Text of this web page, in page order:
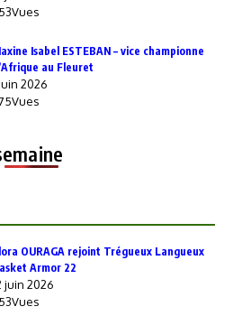
Isabel ESTEBAN – vice championne
au Fleuret
2026
OURAGA rejoint Trégueux Langueux
Armor 22
juin 2026